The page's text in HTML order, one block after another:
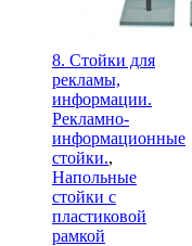
8. Стойки для
рекламы,
информации.
Рекламно-
информационные
стойки.,
Напольные
стойки с
пластиковой
рамкой